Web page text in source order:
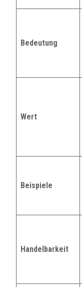
Bedeutung
Wert
Beispiele
Handelbarkeit